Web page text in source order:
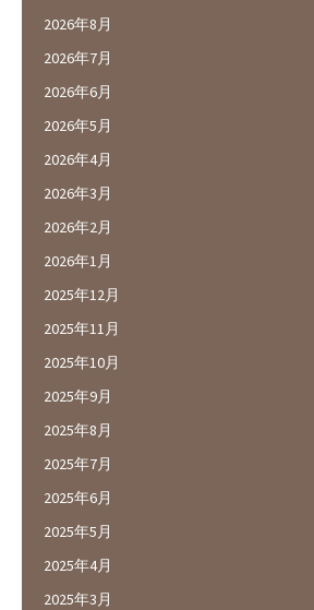
2026年8月
2026年7月
2026年6月
2026年5月
2026年4月
2026年3月
2026年2月
2026年1月
2025年12月
2025年11月
2025年10月
2025年9月
2025年8月
2025年7月
2025年6月
2025年5月
2025年4月
2025年3月